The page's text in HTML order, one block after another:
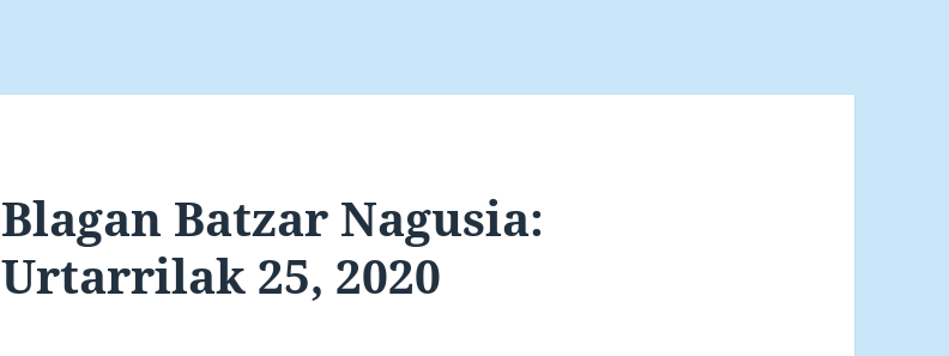
Blagan Batzar Nagusia:
Urtarrilak 25, 2020